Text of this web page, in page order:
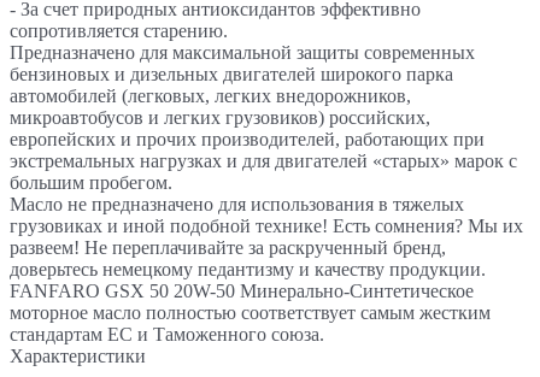
- За счет природных антиоксидантов эффективно
сопротивляется старению.
Предназначено для максимальной защиты современных
бензиновых и дизельных двигателей широкого парка
автомобилей (легковых, легких внедорожников,
микроавтобусов и легких грузовиков) российских,
европейских и прочих производителей, работающих при
экстремальных нагрузках и для двигателей «старых» марок с
большим пробегом.
Масло не предназначено для использования в тяжелых
грузовиках и иной подобной технике! Есть сомнения? Мы их
развеем! Не переплачивайте за раскрученный бренд,
доверьтесь немецкому педантизму и качеству продукции.
FANFARO GSX 50 20W-50 Минерально-Синтетическое
моторное масло полностью соответствует самым жестким
стандартам ЕС и Таможенного союза.
Характеристики